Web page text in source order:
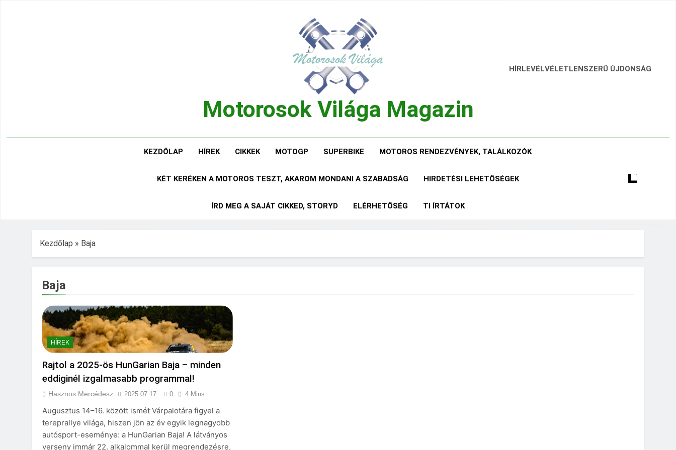
Motorosok Világa Magazin
HÍRLEVÉLVÉLETLENSZERŰ ÚJDONSÁG
KEZDŐLAP HÍREK CIKKEK MOTOGP SUPERBIKE MOTOROS RENDEZVÉNYEK, TALÁLKOZÓK
KÉT KERÉKEN A MOTOROS TESZT, AKAROM MONDANI A SZABADSÁG HIRDETÉSI LEHETŐSÉGEK
ÍRD MEG A SAJÁT CIKKED, STORYD ELÉRHETŐSÉG TI ÍRTÁTOK
Kezdőlap » Baja
Baja
HÍREK
Rajtol a 2025-ös HunGarian Baja – minden
eddiginél izgalmasabb programmal!
Hasznos Mercédesz 2025.07.17. 0 4 Mins
Augusztus 14–16. között ismét Várpalotára figyel a
tereprallye világa, hiszen jön az év egyik legnagyobb
autósport-eseménye: a HunGarian Baja! A látványos
verseny immár 22. alkalommal kerül megrendezésre,